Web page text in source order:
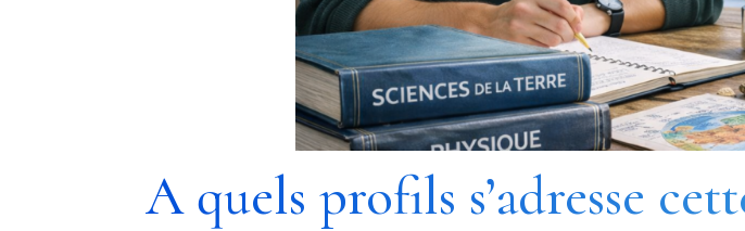
A quels profils s’adresse